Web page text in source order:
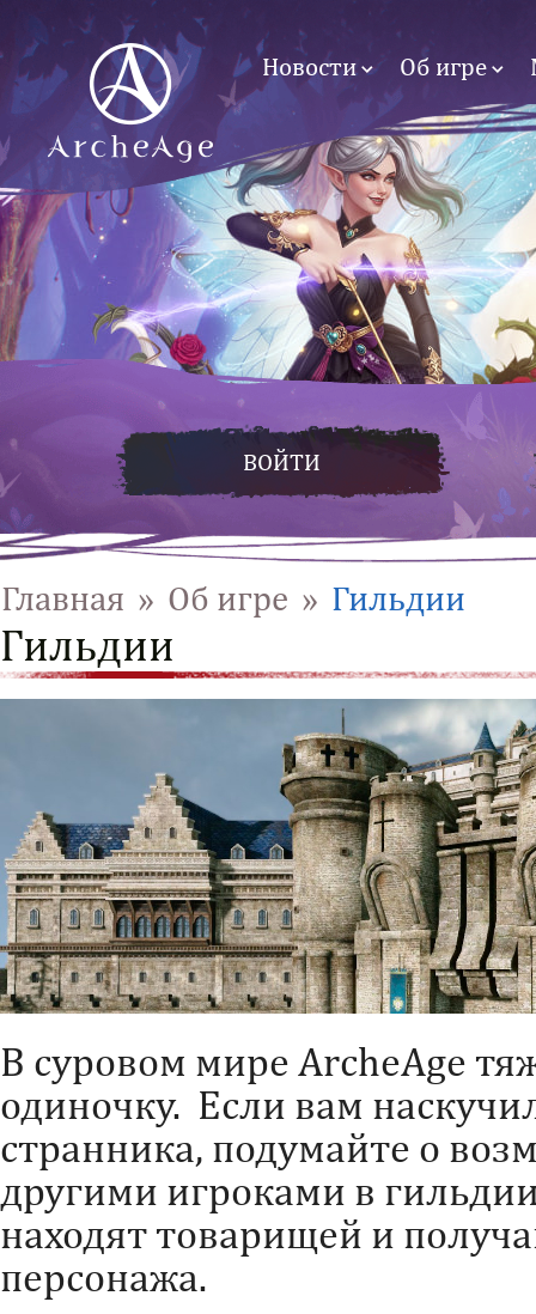
Новости Об игре
ВОЙТИ
Главная » Об игре » Гильдии
Гильдии
В суровом мире ArcheAge
одиночку. Если вам
странника, подумайте о
другими игроками в
находят товарищей и
персонажа.